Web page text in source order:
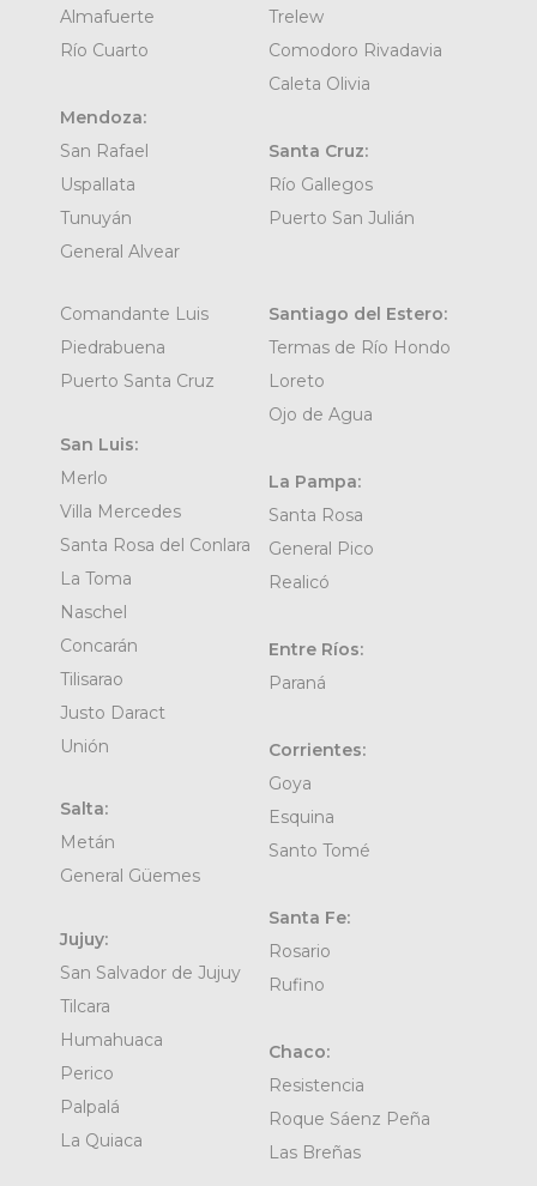
Almafuerte
Río Cuarto
Mendoza:
San Rafael
Uspallata
Tunuyán
General Alvear
Trelew
Comodoro Rivadavia
Caleta Olivia
Santa Cruz:
Río Gallegos
Puerto San Julián
Comandante Luis
Piedrabuena
Puerto Santa Cruz
San Luis:
Merlo
Villa Mercedes
Santa Rosa del Conlara
La Toma
Naschel
Concarán
Tilisarao
Justo Daract
Unión
Salta:
Metán
General Güemes
Jujuy:
San Salvador de Jujuy
Tilcara
Humahuaca
Perico
Palpalá
La Quiaca
Santiago del Estero:
Termas de Río Hondo
Loreto
Ojo de Agua
La Pampa:
Santa Rosa
General Pico
Realicó
Entre Ríos:
Paraná
Corrientes:
Goya
Esquina
Santo Tomé
Santa Fe:
Rosario
Rufino
Chaco:
Resistencia
Roque Sáenz Peña
Las Breñas